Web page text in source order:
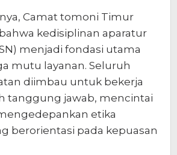
Camat tomoni Timur
kedisiplinan aparatur
menjadi fondasi utama
mutu layanan. Seluruh
diimbau untuk bekerja
tanggung jawab, mencintai
etika
berorientasi pada kepuasan